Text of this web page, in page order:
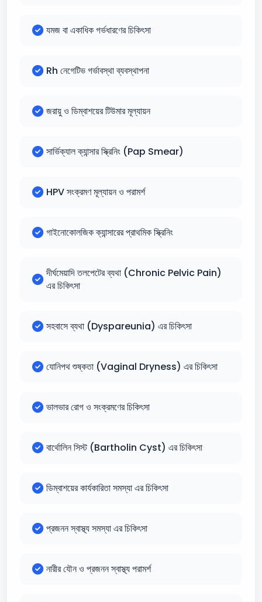
যমজ বা একাধিক গর্ভধারণের চিকিৎসা
Rh নেগেটিভ গর্ভাবস্থা ব্যবস্থাপনা
জরায়ু ও ডিম্বাশয়ের টিউমার মূল্যায়ন
সার্ভিক্যাল ক্যান্সার স্ক্রিনিং (Pap Smear)
HPV সংক্রমণ মূল্যায়ন ও পরামর্শ
গাইনোকোলজিক ক্যান্সারের প্রাথমিক স্ক্রিনিং
দীর্ঘমেয়াদি তলপেটের ব্যথা (Chronic Pelvic Pain)
এর চিকিৎসা
সহবাসে ব্যথা (Dyspareunia) এর চিকিৎসা
যোনিপথ শুষ্কতা (Vaginal Dryness) এর চিকিৎসা
ভালভার রোগ ও সংক্রমণের চিকিৎসা
বার্থোলিন সিস্ট (Bartholin Cyst) এর চিকিৎসা
ডিম্বাশয়ের কার্যকারিতা সমস্যা এর চিকিৎসা
প্রজনন স্বাস্থ্য সমস্যা এর চিকিৎসা
নারীর যৌন ও প্রজনন স্বাস্থ্য পরামর্শ